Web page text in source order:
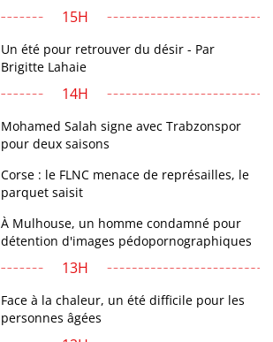
15H
Un été pour retrouver du désir - Par
Brigitte Lahaie
14H
Mohamed Salah signe avec Trabzonspor
pour deux saisons
Corse : le FLNC menace de représailles, le
parquet saisit
À Mulhouse, un homme condamné pour
détention d'images pédopornographiques
13H
Face à la chaleur, un été difficile pour les
personnes âgées